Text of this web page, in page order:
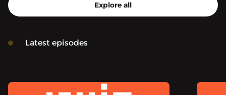
Explore all
Latest episodes